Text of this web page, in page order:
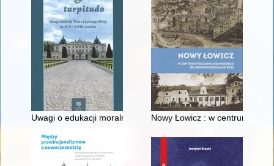
Uwagi o edukacji moralnej synów szlacheckich w XVI-
Nowy Łowicz : w centrum